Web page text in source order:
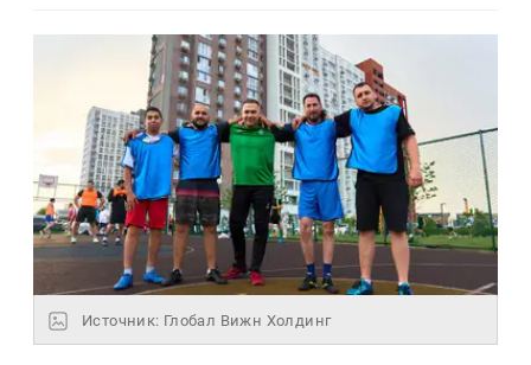
Источник: Глобал Вижн Холдинг